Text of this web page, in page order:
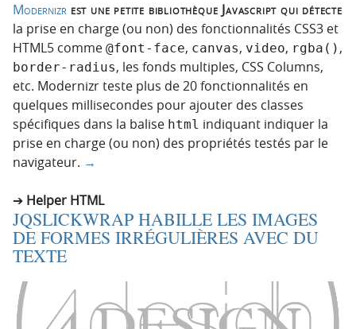
Modernizr est une petite bibliothèque Javascript qui détecte
la prise en charge (ou non) des fonctionnalités CSS3 et
HTML5 comme @font-face, canvas, video, rgba() ,
border-radius, les fonds multiples, CSS Columns,
etc. Modernizr teste plus de 20 fonctionnalités en
quelques millisecondes pour ajouter des classes
spécifiques dans la balise html indiquant indiquer la
prise en charge (ou non) des propriétés testés par le
navigateur. →
Helper HTML
JQSLICKWRAP HABILLE LES IMAGES
DE FORMES IRRÉGULIÈRES AVEC DU
TEXTE